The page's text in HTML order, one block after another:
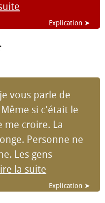
Explication ➤
vous parle de
si c'était le
me croire. La
Personne ne
Les gens
la suite
Explication ➤